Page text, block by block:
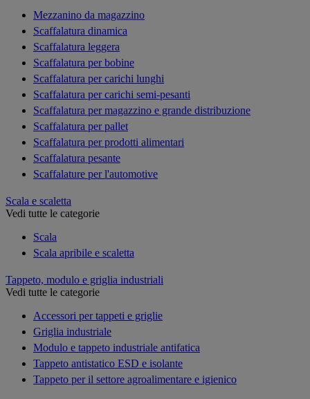
Mezzanino da magazzino
Scaffalatura dinamica
Scaffalatura leggera
Scaffalatura per bobine
Scaffalatura per carichi lunghi
Scaffalatura per carichi semi-pesanti
Scaffalatura per magazzino e grande distribuzione
Scaffalatura per pallet
Scaffalatura per prodotti alimentari
Scaffalatura pesante
Scaffalature per l'automotive
Scala e scaletta
Vedi tutte le categorie
Scala
Scala apribile e scaletta
Tappeto, modulo e griglia industriali
Vedi tutte le categorie
Accessori per tappeti e griglie
Griglia industriale
Modulo e tappeto industriale antifatica
Tappeto antistatico ESD e isolante
Tappeto per il settore agroalimentare e igienico